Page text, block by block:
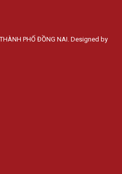
PHỐ ĐỒNG NAI. Designed by